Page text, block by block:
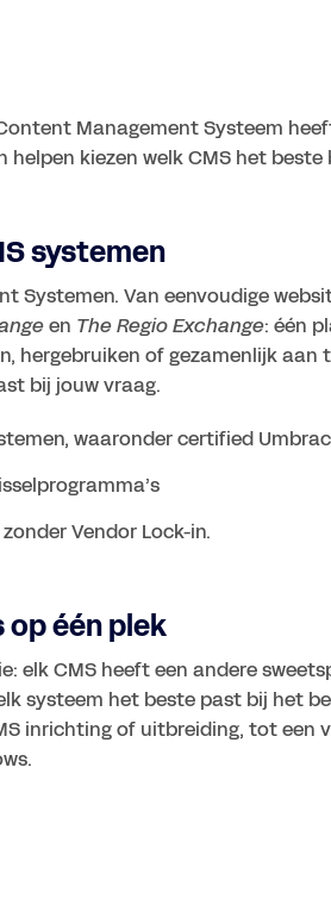
Management Systeem
kiezen welk CMS het
systemen
Systemen. Van eenvoudige
en The Regio Exchange: één
hergebruiken of gezamenlijk aan
bij jouw vraag.
waaronder certified
één plek
elk CMS heeft een andere
systeem het beste past bij het
inrichting of uitbreiding, tot een